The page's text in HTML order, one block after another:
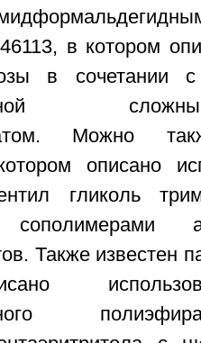
в котором
в сочетании
Можно
описано
гликоль
Также известен